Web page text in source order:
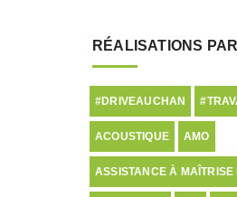
RÉALISATIONS
#DRIVEAUCHAN
ACOUSTIQUE AMO
ASSISTANCE À MAÎTRISE